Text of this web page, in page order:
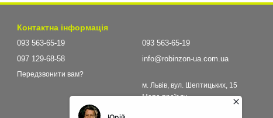
Контактна інформація
093 563-65-19
097 129-68-58
Передзвонити вам?
093 563-65-19
info@robinzon-ua.com.ua
м. Львів, вул. Шептицьких, 15
Мапа проїзду